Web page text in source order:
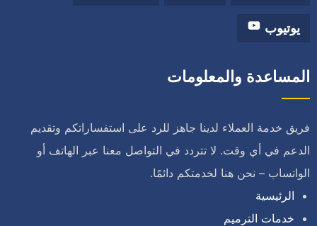
يوتيوب
المساعدة والمعلومات
فريق خدمة العملاء لدينا جاهز للرد على استفساراتكم وتقديم
الدعم في أي وقت. لا تتردد في التواصل معنا عبر الهاتف أو
الواتساب – نحن هنا لخدمتكم دائمًا.
الرئيسية
خدمات الترميم